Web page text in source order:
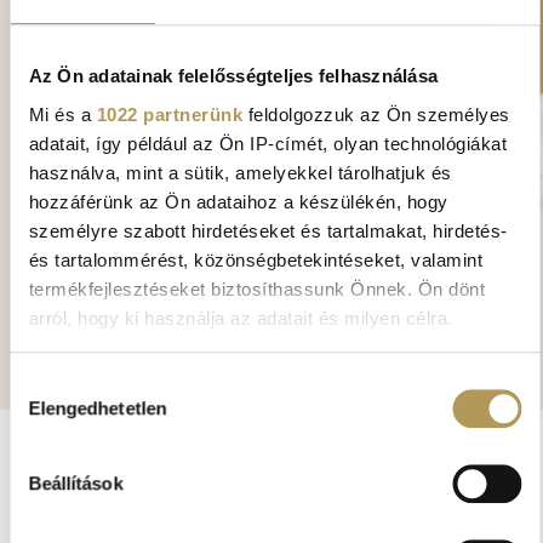
Az Ön adatainak felelősségteljes felhasználása
Mi és a 1022 partnerünkfeldolgozzuk az Ön személyes
adatait, így például az Ön IP-címét, olyan technológiákat
használva, mint a sütik, amelyekkel tárolhatjuk és
hozzáférünk az Ön adataihoz a készülékén, hogy
személyre szabott hirdetéseket és tartalmakat, hirdetés-
és tartalommérést, közönségbetekintéseket, valamint
termékfejlesztéseket biztosíthassunk Önnek. Ön dönt
arról, hogy ki használja az adatait és milyen célra.
Információgyűjtés az Ön földrajzi
Az Ön készülékén beazonosítása annak konkrét
tulajdonságainak (ujjlenyomat) aktív ellenőrzésével
kiválasztása
Elengedhetetlen
Beállítások
DR. MOLNÁR BÉLA ÁKOS
Plasztikai sebész